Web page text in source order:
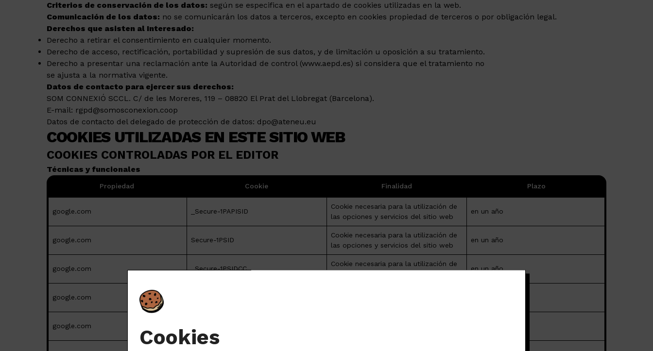
Cookies
Criterios de conservación de los datos: según se especifica en el apartado de cookies utilizadas en la web.
Comunicación de los datos: no se comunicarán los datos a terceros, excepto en cookies propiedad de terceros o por obligación legal.
Derechos que asisten al Interesado:
Derecho a retirar el consentimiento en cualquier momento.
Derecho de acceso, rectificación, portabilidad y supresión de sus datos, y de limitación u oposición a su tratamiento.
Derecho a presentar una reclamación ante la Autoridad de control (www.aepd.es) si considera que el tratamiento no
se ajusta a la normativa vigente.
Datos de contacto para ejercer sus derechos:
SOM CONNEXIÓ SCCL. C/ de les Moreres, 119 – 08820 El Prat del Llobregat (Barcelona).
E-mail: rgpd@somosconexion.coop
Datos de contacto del delegado de protección de datos: dpo@ateneu.eu
COOKIES UTILIZADAS EN ESTE SITIO WEB
COOKIES CONTROLADAS POR EL EDITOR
Técnicas y funcionales
Propiedad Cookie Finalidad Plazo
google.com _Secure-1PAPISID
Cookie necesaria para la utilización de
las opciones y servicios del sitio web
en un año
google.com Secure-1PSID
Cookie necesaria para la utilización de
las opciones y servicios del sitio web
en un año
google.com _Secure-1PSIDCC
Cookie necesaria para la utilización de
en un año
google.com
google.com